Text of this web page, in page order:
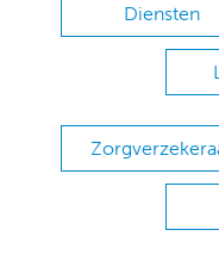
Diensten